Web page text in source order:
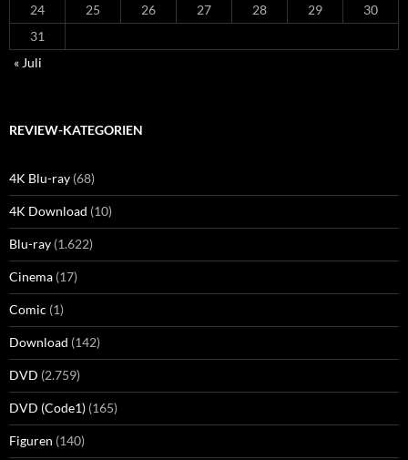
24
25 26 27 28 29
30
31
« Juli
REVIEW-KATEGORIEN
4K Blu-ray (68)
4K Download (10)
Blu-ray (1.622)
Cinema (17)
Comic (1)
Download (142)
DVD (2.759)
DVD (Code1) (165)
Figuren (140)